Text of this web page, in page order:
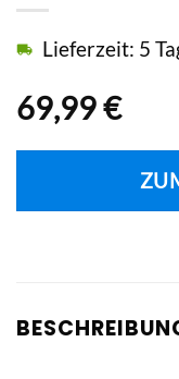
69,99€
Lieferzeit: 5